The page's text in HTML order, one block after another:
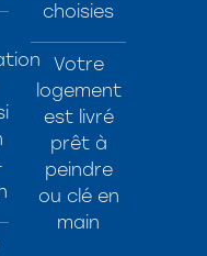
choisies
Votre
logement
est livré
prêt à
peindre
ou clé en
main